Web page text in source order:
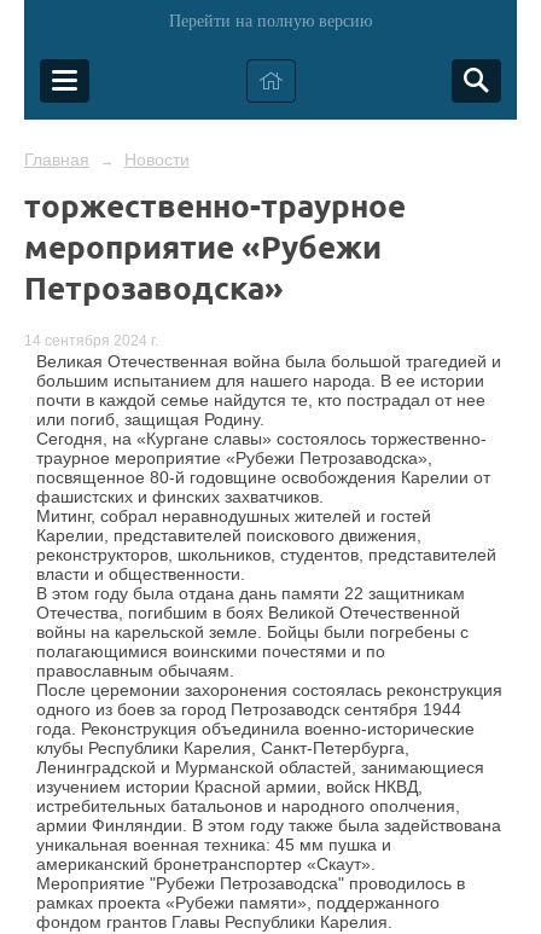
Перейти на полную версию
Главная → Новости
торжественно-траурное
мероприятие «Рубежи
Петрозаводска»
14 сентября 2024 г.
Великая Отечественная война была большой трагедией и
большим испытанием для нашего народа. В ее истории
почти в каждой семье найдутся те, кто пострадал от нее
или погиб, защищая Родину.
Сегодня, на «Кургане славы» состоялось торжественно-
траурное мероприятие «Рубежи Петрозаводска»,
посвященное 80-й годовщине освобождения Карелии от
фашистских и финских захватчиков.
Митинг, собрал неравнодушных жителей и гостей
Карелии, представителей поискового движения,
реконструкторов, школьников, студентов, представителей
власти и общественности.
В этом году была отдана дань памяти 22 защитникам
Отечества, погибшим в боях Великой Отечественной
войны на карельской земле. Бойцы были погребены с
полагающимися воинскими почестями и по
православным обычаям.
После церемонии захоронения состоялась реконструкция
одного из боев за город Петрозаводск сентября 1944
года. Реконструкция объединила военно-исторические
клубы Республики Карелия, Санкт-Петербурга,
Ленинградской и Мурманской областей, занимающиеся
изучением истории Красной армии, войск НКВД,
истребительных батальонов и народного ополчения,
армии Финляндии. В этом году также была задействована
уникальная военная техника: 45 мм пушка и
американский бронетранспортер «Скаут».
Мероприятие "Рубежи Петрозаводска" проводилось в
рамках проекта «Рубежи памяти», поддержанного
фондом грантов Главы Республики Карелия.